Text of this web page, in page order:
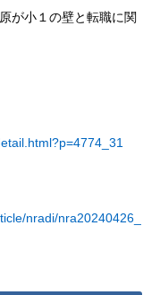
が小１の壁と転職に関
nradi/nra20240426_